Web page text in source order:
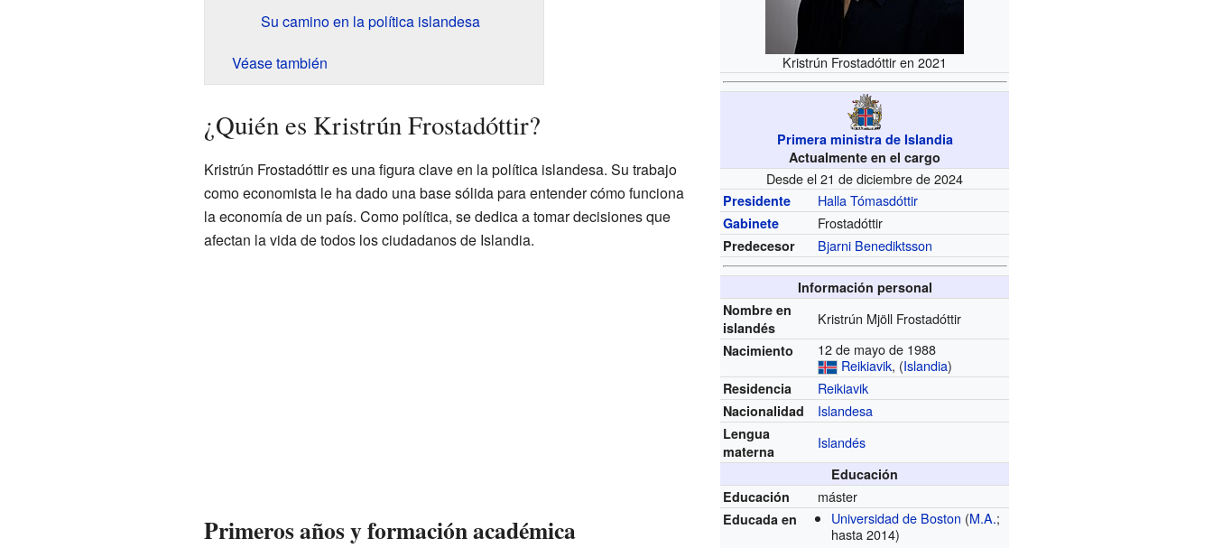
Kristrún Frostadóttir en 2021
Primera ministra de Islandia
Actualmente en el cargo
Desde el 21 de diciembre de 2024
Presidente Halla Tómasdóttir
Gabinete Frostadóttir
Predecesor Bjarni Benediktsson
Información personal
Nombre en
islandés
Kristrún Mjöll Frostadóttir
Nacimiento
12 de mayo de 1988
Reikiavik, (Islandia)
Residencia Reikiavik
Nacionalidad Islandesa
Lengua
materna
Islandés
Educación
Educación
máster
Educada en Universidad de Boston (M.A.;
hasta 2014)
Su camino en la política islandesa
Véase también
¿Quién es Kristrún Frostadóttir?
Kristrún Frostadóttir es una figura clave en la política islandesa. Su trabajo
como economista le ha dado una base sólida para entender cómo funciona
la economía de un país. Como política, se dedica a tomar decisiones que
afectan la vida de todos los ciudadanos de Islandia.
Primeros años y formación académica